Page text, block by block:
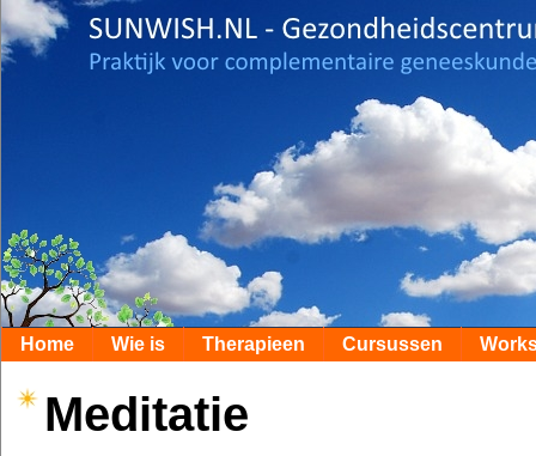
Home Wie is Therapieen Cursussen
Meditatie